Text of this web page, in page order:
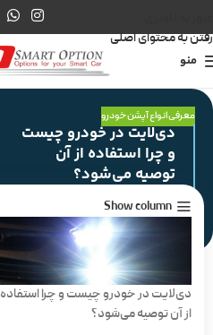
رفتن به محتوای اصلی
منو
معرفی انواع آپشن خودرو
دی‌لایت در خودرو چیست
و چرا استفاده از آن
توصیه می‌شود؟
مدت زمان مطالعه : 2 دقیقه
Show column
دی‌لایت در خودرو چیست و چرا استفاده
از آن توصیه می‌شود؟